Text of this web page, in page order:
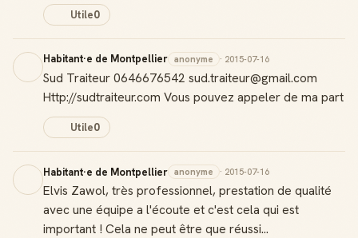
Utile0
Habitant·e de Montpellier anonyme · 2015-07-16
Sud Traiteur 0646676542 sud.traiteur@gmail.com
Http://sudtraiteur.com Vous pouvez appeler de ma part
Utile0
Habitant·e de Montpellier anonyme · 2015-07-16
Elvis Zawol, très professionnel, prestation de qualité
avec une équipe a l'écoute et c'est cela qui est
important ! Cela ne peut être que réussi...